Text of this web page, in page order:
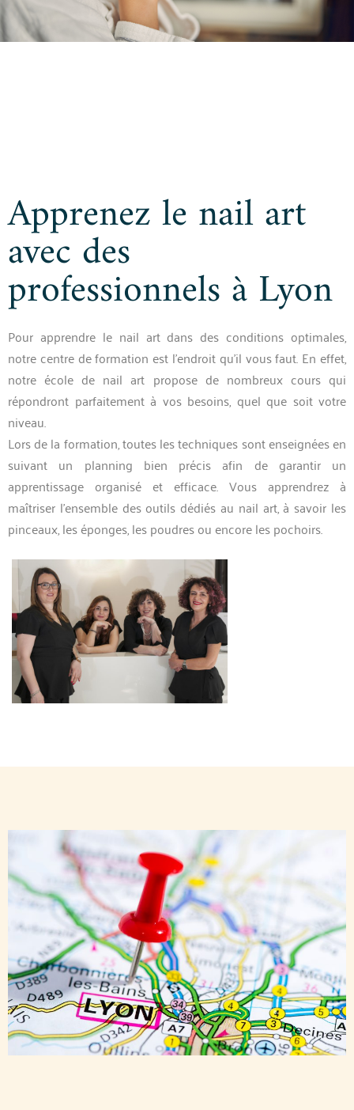
Apprenez le nail art
avec des
professionnels à Lyon
Pour apprendre le nail art dans des conditions optimales,
notre centre de formation est l’endroit qu’il vous faut. En effet,
notre école de nail art propose de nombreux cours qui
répondront parfaitement à vos besoins, quel que soit votre
niveau.
Lors de la formation, toutes les techniques sont enseignées en
suivant un planning bien précis afin de garantir un
apprentissage organisé et efficace. Vous apprendrez à
maîtriser l’ensemble des outils dédiés au nail art, à savoir les
pinceaux, les éponges, les poudres ou encore les pochoirs.